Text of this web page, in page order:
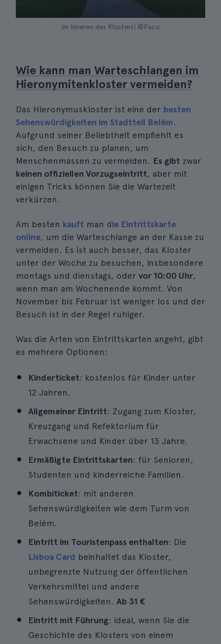
Im Inneren des Klosters| ©Paco
Wie kann man Warteschlangen im
Hieronymitenkloster vermeiden?
Das Hieronymuskloster ist eine der besten
Sehenswürdigkeiten im Stadtteil Belém.
Aufgrund seiner Beliebtheit empfiehlt es
sich, den Besuch zu planen, um
Menschenmassen zu vermeiden. Es gibt zwar
keinen offiziellen Vorzugseintritt, aber mit
einigen Tricks können Sie die Wartezeit
verkürzen.
Am besten kauft man die Eintrittskarte
online, um die Warteschlange an der Kasse zu
vermeiden. Es ist auch besser, das Kloster
unter der Woche zu besuchen, insbesondere
montags und dienstags, oder vor 10:00 Uhr,
wenn man am Wochenende kommt. Von
November bis Februar ist weniger los und der
Besuch ist in der Regel ruhiger.
Was die Arten von Eintrittskarten angeht, gibt
es mehrere Optionen:
Kinderticket: kostenlos für Kinder unter
12 Jahren.
Allgemeiner Eintritt: Zugang zum Kloster,
Kreuzgang und Refektorium für
Erwachsene und Kinder über 13 Jahre.
Ermäßigte Eintrittskarten: für Senioren,
Studenten und kinderreiche Familien.
Kombiticket: mit anderen
Sehenswürdigkeiten wie dem Turm von
Belém.
Eintritt im Touristenpass enthalten: Die
Lisboa Card beinhaltet das Kloster,
unbegrenzte Nutzung der öffentlichen
Verkehrsmittel und andere
Sehenswürdigkeiten. Ab 31 €
Eintritt mit Führung: ideal, wenn Sie die
Geschichte des Klosters von einem